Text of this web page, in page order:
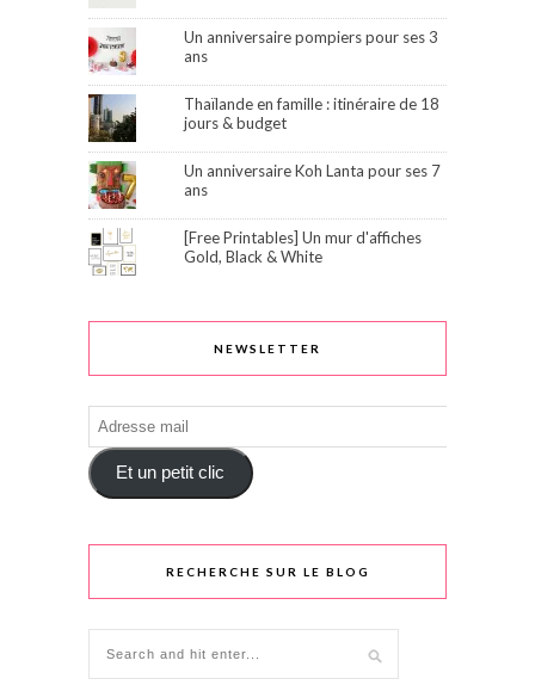
Un anniversaire pompiers pour ses 3
ans
Thaïlande en famille : itinéraire de 18
jours & budget
Un anniversaire Koh Lanta pour ses 7
ans
[Free Printables] Un mur d'affiches
Gold, Black & White
NEWSLETTER
Adresse
mail
Et un petit clic
RECHERCHE SUR LE BLOG